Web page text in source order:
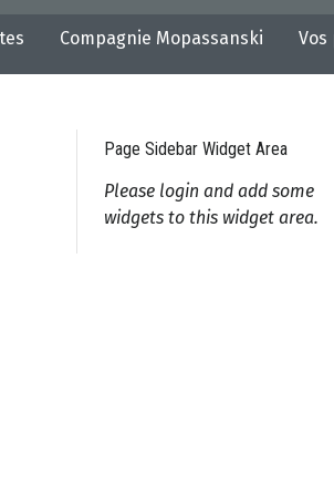
Compagnie Mopassanski Vos
Page Sidebar Widget Area
Please login and add some
widgets to this widget area.